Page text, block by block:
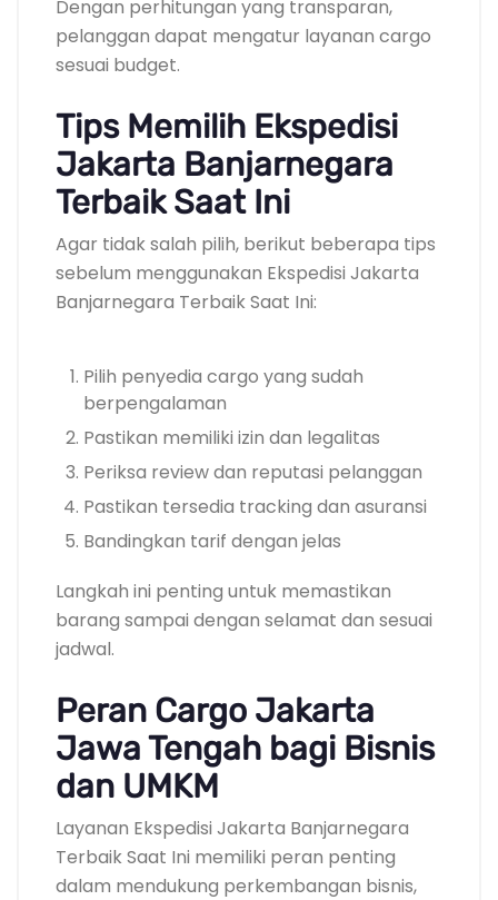
Dengan perhitungan yang transparan,
pelanggan dapat mengatur layanan cargo
sesuai budget.
Tips Memilih Ekspedisi
Jakarta Banjarnegara
Terbaik Saat Ini
Agar tidak salah pilih, berikut beberapa tips
sebelum menggunakan Ekspedisi Jakarta
Banjarnegara Terbaik Saat Ini:
Pilih penyedia cargo yang sudah
berpengalaman
Pastikan memiliki izin dan legalitas
Periksa review dan reputasi pelanggan
Pastikan tersedia tracking dan asuransi
Bandingkan tarif dengan jelas
Langkah ini penting untuk memastikan
barang sampai dengan selamat dan sesuai
jadwal.
Peran Cargo Jakarta
Jawa Tengah bagi Bisnis
dan UMKM
Layanan Ekspedisi Jakarta Banjarnegara
Terbaik Saat Ini memiliki peran penting
dalam mendukung perkembangan bisnis,